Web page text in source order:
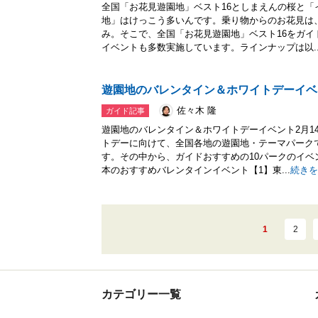
全国「お花見遊園地」ベスト16としまえんの桜と
地」はけっこう多いんです。乗り物からのお花見
み。そこで、全国「お花見遊園地」ベスト16をガ
イベントも多数実施しています。ラインナップは以
遊園地のバレンタイン＆ホワイトデーイ
ガイド記事
佐々木 隆
遊園地のバレンタイン＆ホワイトデーイベント2月
トデーに向けて、全国各地の遊園地・テーマパー
す。その中から、ガイドおすすめの10パークのイ
本のおすすめバレンタインイベント【1】東...続き
1 2
カテゴリー一覧